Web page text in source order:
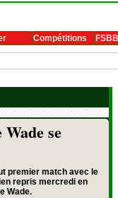
Compétitions FSBB
se
premier match avec le
repris mercredi en
Wade.